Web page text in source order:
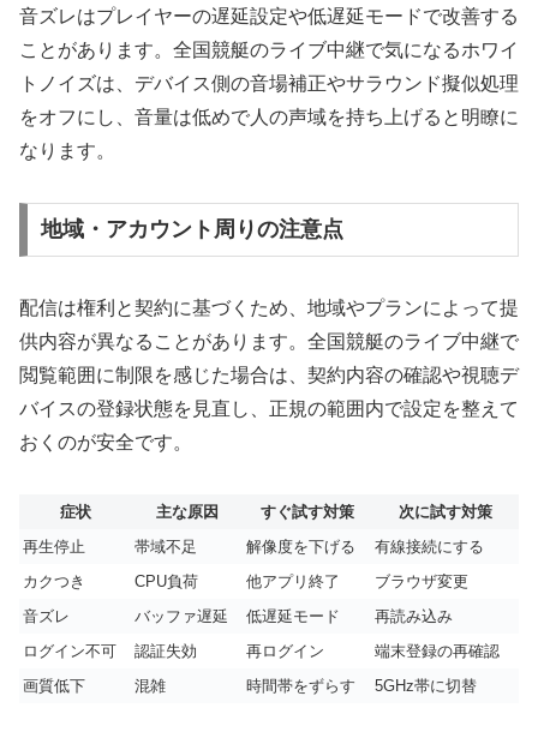
音ズレはプレイヤーの遅延設定や低遅延モードで改善する
ことがあります。全国競艇のライブ中継で気になるホワイ
トノイズは、デバイス側の音場補正やサラウンド擬似処理
をオフにし、音量は低めで人の声域を持ち上げると明瞭に
なります。
地域・アカウント周りの注意点
配信は権利と契約に基づくため、地域やプランによって提
供内容が異なることがあります。全国競艇のライブ中継で
閲覧範囲に制限を感じた場合は、契約内容の確認や視聴デ
バイスの登録状態を見直し、正規の範囲内で設定を整えて
おくのが安全です。
症状 主な原因 すぐ試す対策
次に試す対策
再生停止
帯域不足 解像度を下げる
有線接続にする
カクつき
CPU負荷 他アプリ終了
ブラウザ変更
音ズレ
バッファ遅延 低遅延モード
再読み込み
ログイン不可
認証失効 再ログイン
端末登録の再確認
画質低下
混雑 時間帯をずらす 5GHz帯に切替